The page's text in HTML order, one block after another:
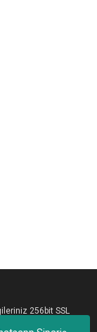
256bit SSL